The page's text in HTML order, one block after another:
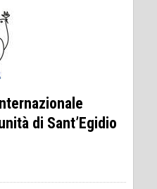
di Sant’Egidio